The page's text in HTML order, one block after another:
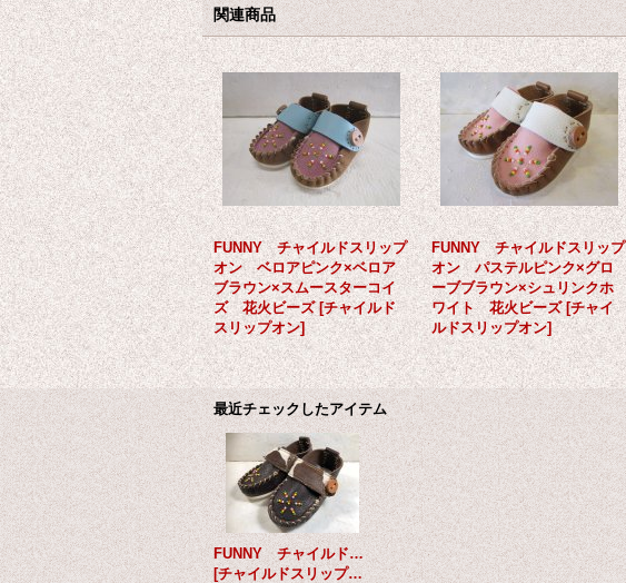
関連商品
FUNNY チャイルドスリップ
オン ベロアピンク×ベロア
ブラウン×スムースターコイ
ズ 花火ビーズ [チャイルド
スリップオン]
FUNNY チャイルドスリップ
オン パステルピンク×グロ
ーブブラウン×シュリンクホ
ワイト 花火ビーズ [チャイ
ルドスリップオン]
最近チェックしたアイテム
FUNNY チャイルドスリップオン ヴィンテージダークブラウン×ヘアカーフ 花火ビーズ
[チャイルドスリップオン ]